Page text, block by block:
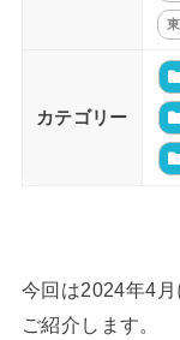
カテゴリー
今回は2024年4
ご紹介します。